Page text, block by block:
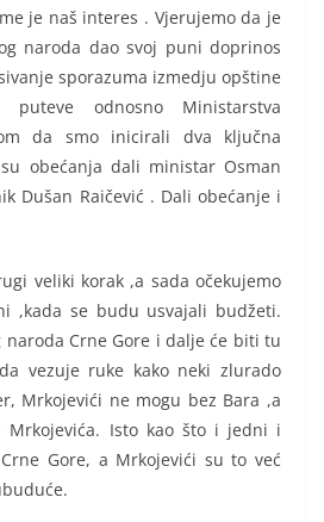
je naš interes . Vjerujemo da je
naroda dao svoj puni doprinos
sporazuma izmedju opštine
odnosno Ministarstva
da smo inicirali dva ključna
obećanja dali ministar Osman
Dušan Raičević . Dali obećanje i
veliki korak ,a sada očekujemo
,kada se budu usvajali budžeti.
naroda Crne Gore i dalje će biti tu
vezuje ruke kako neki zlurado
Mrkojevići ne mogu bez Bara ,a
Mrkojevića. Isto kao što i jedni i
Gore, a Mrkojevići su to već